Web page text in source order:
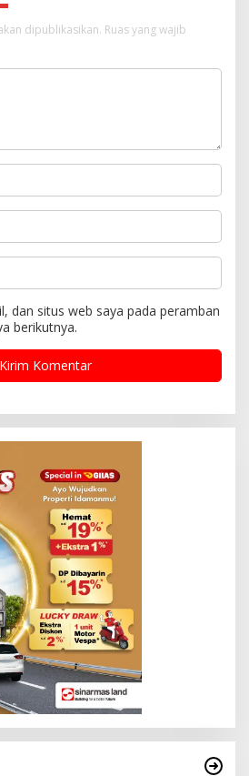
dipublikasikan. Ruas yang wajib
dan situs web saya pada peramban
berikutnya.